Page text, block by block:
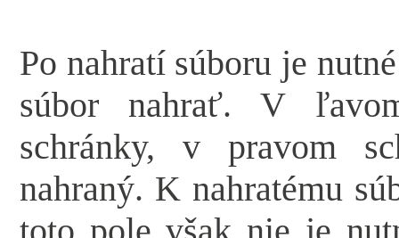
Po nahratí súboru je
súbor nahrať. V
schránky, v pravom
nahraný. K nahratému